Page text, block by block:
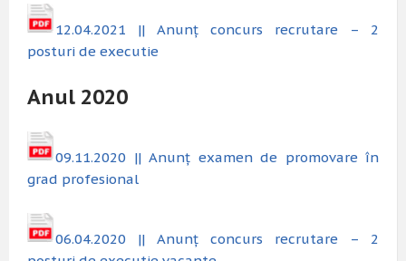
12.04.2021 || Anunț concurs recrutare – 2
posturi de executie
Anul 2020
09.11.2020 || Anunț examen de promovare în
grad profesional
06.04.2020 || Anunț concurs recrutare – 2